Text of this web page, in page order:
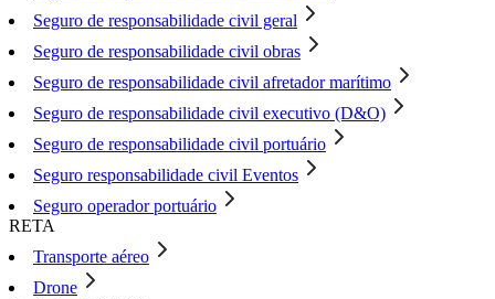
Seguro de responsabilidade civil geral
Seguro de responsabilidade civil obras
Seguro de responsabilidade civil afretador marítimo
Seguro de responsabilidade civil executivo (D&O)
Seguro de responsabilidade civil portuário
Seguro responsabilidade civil Eventos
Seguro operador portuário
RETA
Transporte aéreo
Drone